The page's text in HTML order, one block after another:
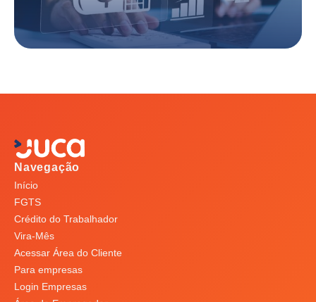
Navegação
Início
FGTS
Crédito do Trabalhador
Vira-Mês
Acessar Área do Cliente
Para empresas
Login Empresas